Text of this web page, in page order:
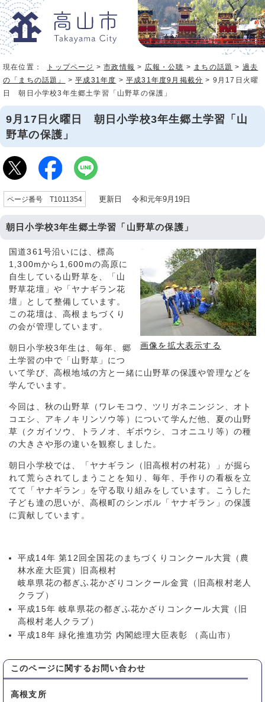
現在位置： トップページ >市政情報 > 広報・公聴 > まちの話題 > 過去
の「まちの話題」
>平成31年度 >平成31年度9月掲載分 > 9月17日火曜
日 朝日小学校3年生郷土学習「山野草の保護」
9月17日火曜日 朝日小学校3年生郷土学習「山
野草の保護」
ページ番号 T1011354 更新日 令和元年9月19日
朝日小学校3年生郷土学習「山野草の保護」
画像を拡大表示する
国道361号沿いには、標高
1,300mから1,600mの高原に
自生している山野草を、「山
野草花壇」や「ヤナギラン花
壇」として整備しています。
この花壇は、高根まちづくり
の会が管理しています。
朝日小学校3年生は、毎年、郷
土学習の中で「山野草」につ
いて学び、高根地域の方と一緒に山野草の保護や管理などを
学んでいます。
今回は、秋の山野草（ワレモコウ、ツリガネニンジン、オト
コエシ、アキノキリンソウ等）について学んだ他、夏の山野
草（クガイソウ、トラノオ、ギボウシ、コオニユリ等）の種
の大きさや形の違いを観察しました。
朝日小学校では、「ヤナギラン（旧高根村の村花）」が掘ら
れて荒らされてしまうことを知り、毎年、手作りの看板を立
てて「ヤナギラン」を守る取り組みをしています。こうした
子ども達の思いが、高根町のシンボル「ヤナギラン」の保護
に貢献しています。
平成14年 第12回全国花のまちづくりコンクール大賞（農
林水産大臣賞）旧高根村
岐阜県花の都ぎふ花かざりコンクール金賞（旧高根村老人
クラブ）
平成15年 岐阜県花の都ぎふ花かざりコンクール大賞（旧
高根村老人クラブ）
平成18年 緑化推進功労 内閣総理大臣表彰 （高山市）
このページに関する お問い合わせ
高根支所